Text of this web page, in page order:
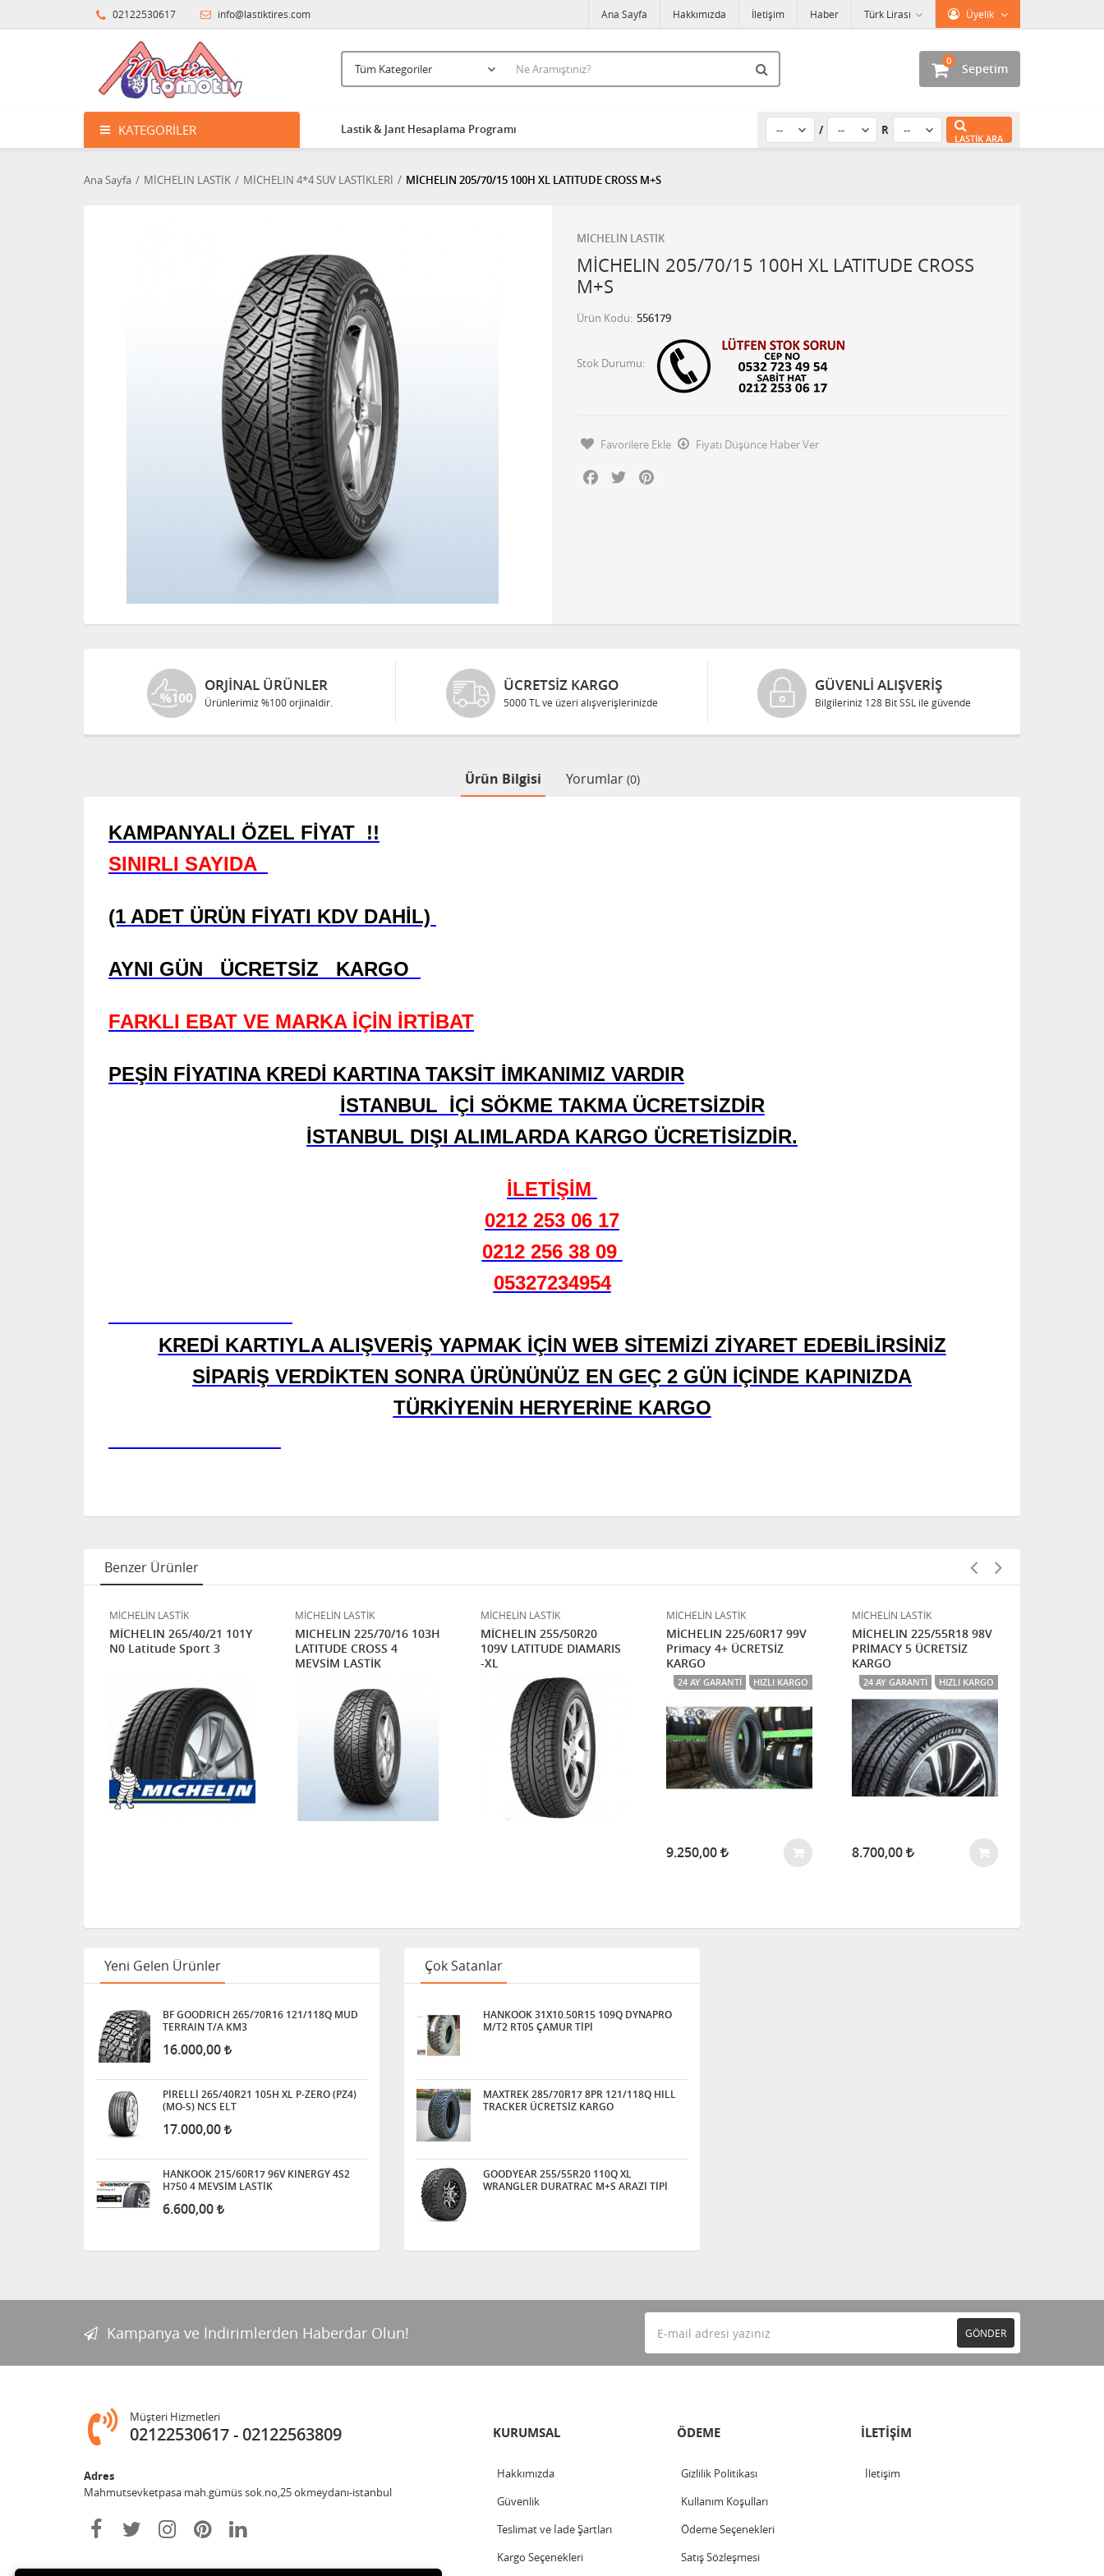
02122530617 info@lastiktires.com Üyelik
Türk Lirası
Ana Sayfa Hakkımızda İletişim Haber
Sepetim
0
KATEGORILER Lastik & Jant Hesaplama Programı / R
LASTIK ARA
Ana Sayfa MİCHELIN LASTİK MİCHELIN 4*4 SUV LASTİKLERİ MİCHELIN 205/70/15 100H XL LATITUDE CROSS M+S
MİCHELİN LASTİK
MİCHELIN 205/70/15 100H XL LATITUDE CROSS
M+S
Ürün Kodu 556179
Stok Durumu
Favorilere Ekle
Fiyatı Düşünce Haber Ver
Facebook
Twitter
ORJINAL ÜRÜNLER
Ürünlerimiz %100 orjinaldir.
ÜCRETSIZ KARGO
5000 TL ve üzeri alışverişlerinizde
GÜVENLI ALIŞVERIŞ
Bilgileriniz 128 Bit SSL ile güvende
Ürün Bilgisi Yorumlar (0)
KAMPANYALI ÖZEL FİYAT !!
SINIRLI SAYIDA
(1 ADET ÜRÜN FİYATI KDV DAHİL)
AYNI GÜN ÜCRETSİZ KARGO
FARKLI EBAT VE MARKA İÇİN İRTİBAT
PEŞİN FİYATINA KREDİ KARTINA TAKSİT İMKANIMIZ VARDIR
İSTANBUL İÇİ SÖKME TAKMA ÜCRETSİZDİR
İSTANBUL DIŞI ALIMLARDA KARGO ÜCRETİSİZDİR.
İLETİŞİM
0212 253 06 17
0212 256 38 09
05327234954
KREDİ KARTIYLA ALIŞVERİŞ YAPMAK İÇİN WEB SİTEMİZİ ZİYARET EDEBİLİRSİNİZ
SİPARİŞ VERDİKTEN SONRA ÜRÜNÜNÜZ EN GEÇ 2 GÜN İÇİNDE KAPINIZDA
TÜRKİYENİN HERYERİNE KARGO
Benzer Ürünler
MİCHELİN LASTİK
MİCHELIN 265/40/21 101Y
N0 Latitude Sport 3
MİCHELİN LASTİK
MICHELIN 225/70/16 103H
LATITUDE CROSS 4
MEVSİM LASTİK
MİCHELİN LASTİK
MİCHELIN 255/50R20
109V LATITUDE DIAMARIS
-XL
MİCHELİN LASTİK
MİCHELIN 225/60R17 99V
Primacy 4+ ÜCRETSİZ
KARGO
24 AY GARANTI HIZLI KARGO
9.250,00
MİCHELİN LASTİK
MİCHELIN 225/55R18 98V
PRİMACY 5 ÜCRETSİZ
KARGO
24 AY GARANTI HIZLI KARGO
8.700,00
Yeni Gelen Ürünler
BF GOODRICH 265/70R16 121/118Q MUD
TERRAIN T/A KM3
16.000,00
PİRELLİ 265/40R21 105H XL P-ZERO (PZ4)
(MO-S) NCS ELT
17.000,00
HANKOOK 215/60R17 96V KINERGY 4S2
H750 4 MEVSİM LASTİK
6.600,00
Çok Satanlar
HANKOOK 31X10.50R15 109Q DYNAPRO
M/T2 RT05 ÇAMUR TİPİ
MAXTREK 285/70R17 8PR 121/118Q HILL
TRACKER ÜCRETSİZ KARGO
GOODYEAR 255/55R20 110Q XL
WRANGLER DURATRAC M+S ARAZİ TİPİ
Kampanya ve İndirimlerden Haberdar Olun! GÖNDER
Müşteri Hizmetleri
02122530617 02122563809
Adres
Mahmutsevketpasa mah.gümüs sok.no,25 okmeydanı-istanbul
KURUMSAL
Hakkımızda
Güvenlik
Teslimat ve İade Şartları
Kargo Seçenekleri
ÖDEME
Gizlilik Politikası
Kullanım Koşulları
Ödeme Seçenekleri
Satış Sözleşmesi
İLETİŞİM
İletişim